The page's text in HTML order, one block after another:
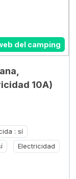
del camping
10A)
: sí
Electricidad